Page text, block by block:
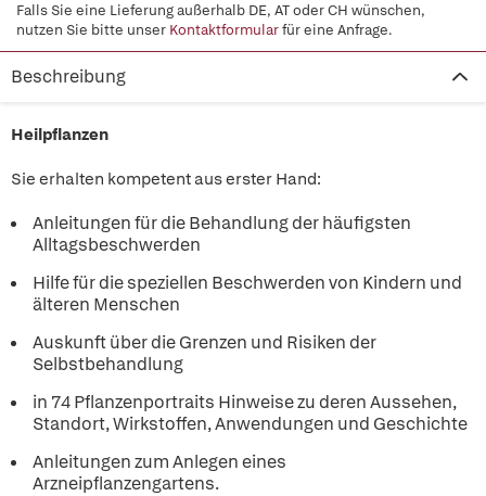
Falls Sie eine Lieferung außerhalb DE, AT oder CH wünschen,
nutzen Sie bitte unser Kontaktformularfür eine Anfrage.
Beschreibung
Heilpflanzen
Sie erhalten kompetent aus erster Hand:
Anleitungen für die Behandlung der häufigsten
Alltagsbeschwerden
Hilfe für die speziellen Beschwerden von Kindern und
älteren Menschen
Auskunft über die Grenzen und Risiken der
Selbstbehandlung
in 74 Pflanzenportraits Hinweise zu deren Aussehen,
Standort, Wirkstoffen, Anwendungen und Geschichte
Anleitungen zum Anlegen eines
Arzneipflanzengartens.